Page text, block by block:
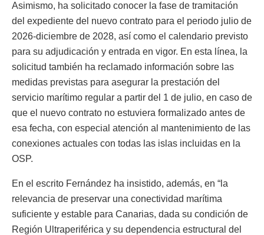
Asimismo, ha solicitado conocer la fase de tramitación
del expediente del nuevo contrato para el periodo julio de
2026-diciembre de 2028, así como el calendario previsto
para su adjudicación y entrada en vigor. En esta línea, la
solicitud también ha reclamado información sobre las
medidas previstas para asegurar la prestación del
servicio marítimo regular a partir del 1 de julio, en caso de
que el nuevo contrato no estuviera formalizado antes de
esa fecha, con especial atención al mantenimiento de las
conexiones actuales con todas las islas incluidas en la
OSP.
En el escrito Fernández ha insistido, además, en “la
relevancia de preservar una conectividad marítima
suficiente y estable para Canarias, dada su condición de
Región Ultraperiférica y su dependencia estructural del